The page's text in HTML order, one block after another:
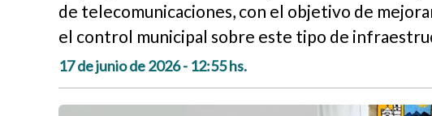
de telecomunicaciones, con el objetivo de
el control municipal sobre este tipo de
17 de junio de 2026 - 12:55 hs.